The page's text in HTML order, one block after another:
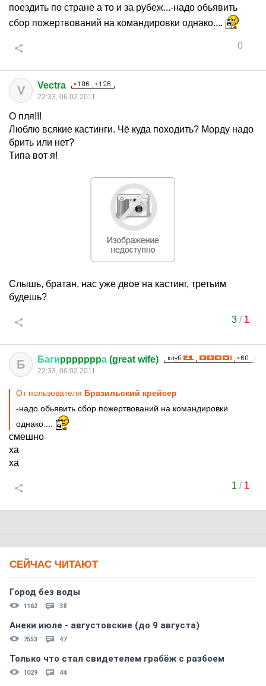
поездить по стране а то и за рубеж...-надо обьявить
сбор пожертвований на командировки однако....
0
V Vectra
22:33, 06.02.2011
О пля!!!
Люблю всякие кастинги. Чё куда походить? Морду надо
брить или нет?
Типа вот я!
Слышь, братан, нас уже двое на кастинг, третьим
будешь?
3/ 1
Б Багиpppppppа (great wife)
22:33, 06.02.2011
От пользователя Бразильский крейсер
-надо обьявить сбор пожертвований на командировки
однако....
смешно
ха
ха
1 / 1
СЕЙЧАС ЧИТАЮТ
Город без воды
1162 38
Анеки июле - августовские (до 9 августа)
7553 47
Только что стал свидетелем грабёж с разбоем
1029 44